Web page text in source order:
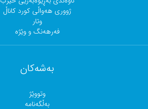
ژووری هەواڵی کورد کاناڵ
وتار
فەرهەنگ و وێژە
بەشەکان
وتووێژ
بەڵگەنامە